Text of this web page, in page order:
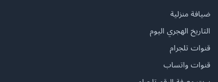
ضيافة منزلية
التاريخ الهجري اليوم
قنوات تلجرام
قنوات واتساب